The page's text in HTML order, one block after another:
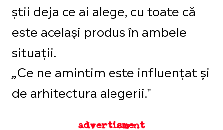
știi deja ce ai alege, cu toate că
este același produs în ambele
situații.
„Ce ne amintim este influențat și
de arhitectura alegerii."
advertisment